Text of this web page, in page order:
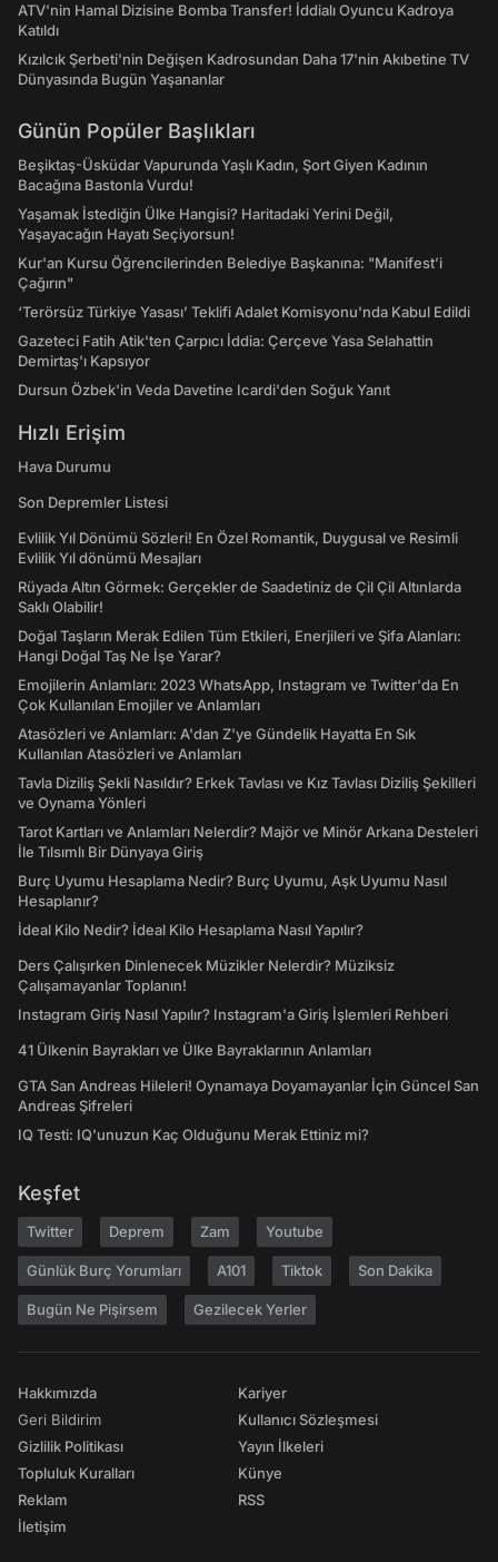
ATV'nin Hamal Dizisine Bomba Transfer! İddialı Oyuncu Kadroya
Katıldı
Kızılcık Şerbeti'nin Değişen Kadrosundan Daha 17'nin Akıbetine TV
Dünyasında Bugün Yaşananlar
Günün Popüler Başlıkları
Beşiktaş-Üsküdar Vapurunda Yaşlı Kadın, Şort Giyen Kadının
Bacağına Bastonla Vurdu!
Yaşamak İstediğin Ülke Hangisi? Haritadaki Yerini Değil,
Yaşayacağın Hayatı Seçiyorsun!
Kur'an Kursu Öğrencilerinden Belediye Başkanına: "Manifest’i
Çağırın"
‘Terörsüz Türkiye Yasası’ Teklifi Adalet Komisyonu'nda Kabul Edildi
Gazeteci Fatih Atik'ten Çarpıcı İddia: Çerçeve Yasa Selahattin
Demirtaş'ı Kapsıyor
Dursun Özbek'in Veda Davetine Icardi'den Soğuk Yanıt
Hızlı Erişim
Hava Durumu
Son Depremler Listesi
Evlilik Yıl Dönümü Sözleri! En Özel Romantik, Duygusal ve Resimli
Evlilik Yıl dönümü Mesajları
Rüyada Altın Görmek: Gerçekler de Saadetiniz de Çil Çil Altınlarda
Saklı Olabilir!
Doğal Taşların Merak Edilen Tüm Etkileri, Enerjileri ve Şifa Alanları:
Hangi Doğal Taş Ne İşe Yarar?
Emojilerin Anlamları: 2023 WhatsApp, Instagram ve Twitter'da En
Çok Kullanılan Emojiler ve Anlamları
Atasözleri ve Anlamları: A'dan Z'ye Gündelik Hayatta En Sık
Kullanılan Atasözleri ve Anlamları
Tavla Diziliş Şekli Nasıldır? Erkek Tavlası ve Kız Tavlası Diziliş Şekilleri
ve Oynama Yönleri
Tarot Kartları ve Anlamları Nelerdir? Majör ve Minör Arkana Desteleri
İle Tılsımlı Bir Dünyaya Giriş
Burç Uyumu Hesaplama Nedir? Burç Uyumu, Aşk Uyumu Nasıl
Hesaplanır?
İdeal Kilo Nedir? İdeal Kilo Hesaplama Nasıl Yapılır?
Ders Çalışırken Dinlenecek Müzikler Nelerdir? Müziksiz
Çalışamayanlar Toplanın!
Instagram Giriş Nasıl Yapılır? Instagram'a Giriş İşlemleri Rehberi
41 Ülkenin Bayrakları ve Ülke Bayraklarının Anlamları
GTA San Andreas Hileleri! Oynamaya Doyamayanlar İçin Güncel San
Andreas Şifreleri
IQ Testi: IQ'unuzun Kaç Olduğunu Merak Ettiniz mi?
Keşfet
Twitter Deprem Zam Youtube
Günlük Burç Yorumları A101 Tiktok Son Dakika
Bugün Ne Pişirsem Gezilecek Yerler
Hakkımızda
Geri Bildirim
Gizlilik Politikası
Topluluk Kuralları
Reklam
İletişim
Kariyer
Kullanıcı Sözleşmesi
Yayın İlkeleri
Künye
RSS